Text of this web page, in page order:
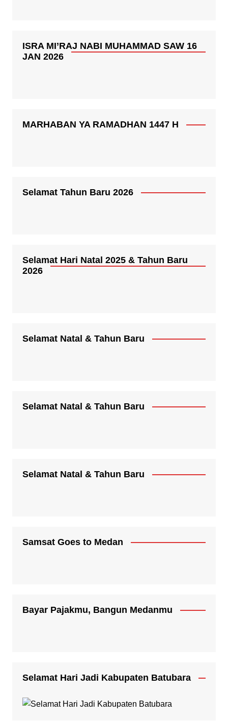
ISRA MI’RAJ NABI MUHAMMAD SAW 16
JAN 2026
MARHABAN YA RAMADHAN 1447 H
Selamat Tahun Baru 2026
Selamat Hari Natal 2025 & Tahun Baru
2026
Selamat Natal & Tahun Baru
Selamat Natal & Tahun Baru
Selamat Natal & Tahun Baru
Samsat Goes to Medan
Bayar Pajakmu, Bangun Medanmu
Selamat Hari Jadi Kabupaten Batubara